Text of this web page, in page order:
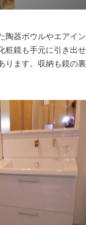
器ボウルやエアイ
粧鏡も手元に引き出
ります。収納も鏡の